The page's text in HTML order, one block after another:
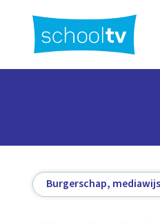
hoofdinhoud
Burgerschap,